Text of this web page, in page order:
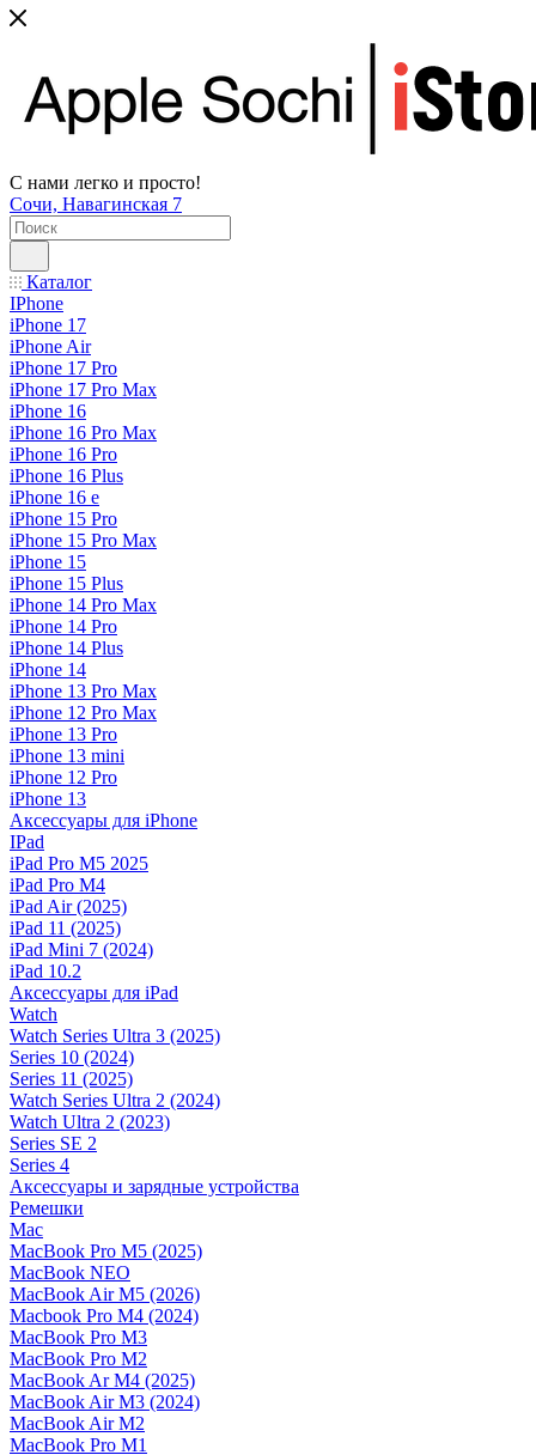
С нами легко и просто!
Сочи, Навагинская 7
Каталог
IPhone
iPhone 17
iPhone Air
iPhone 17 Pro
iPhone 17 Pro Max
iPhone 16
iPhone 16 Pro Max
iPhone 16 Pro
iPhone 16 Plus
iPhone 16 e
iPhone 15 Pro
iPhone 15 Pro Max
iPhone 15
iPhone 15 Plus
iPhone 14 Pro Max
iPhone 14 Pro
iPhone 14 Plus
iPhone 14
iPhone 13 Pro Max
iPhone 12 Pro Max
iPhone 13 Pro
iPhone 13 mini
iPhone 12 Pro
iPhone 13
Аксессуары для iPhone
IPad
iPad Pro M5 2025
iPad Pro M4
iPad Air (2025)
iPad 11 (2025)
iPad Mini 7 (2024)
iPad 10.2
Аксессуары для iPad
Watch
Watch Series Ultra 3 (2025)
Series 10 (2024)
Series 11 (2025)
Watch Series Ultra 2 (2024)
Watch Ultra 2 (2023)
Series SE 2
Series 4
Аксессуары и зарядные устройства
Ремешки
Mac
MacBook Pro M5 (2025)
MacBook NEO
MacBook Air M5 (2026)
Macbook Pro M4 (2024)
MacBook Pro M3
MacBook Pro M2
MacBook Ar M4 (2025)
MacBook Air M3 (2024)
MacBook Air M2
MacBook Pro M1